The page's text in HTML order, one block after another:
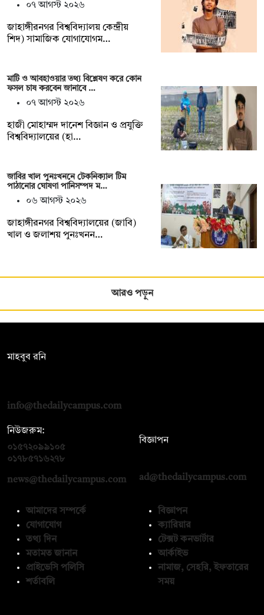
০৭ আগস্ট ২০২৬
‎জাহাঙ্গীরনগর বিশ্ববিদ্যালয় কেন্দ্রীয়
শিদ) সামাজিক যোগাযোগম…
মাটি ও আবহাওয়ার তথ্য বিশ্লেষণ করে কোন
ফসল চাষ করবেন জানাবে …
০৭ আগস্ট ২০২৬
হাজী মোহাম্মদ দানেশ বিজ্ঞান ও প্রযুক্তি
বিশ্ববিদ্যালয়ের (হা…
জাবির খাল পুনঃখননে টেকনিক্যাল টিম
পাঠানোর ঘোষণা পানিসম্পদ ম…
০৬ আগস্ট ২০২৬
‎‎জাহাঙ্গীরনগর বিশ্ববিদ্যালয়ের (জাবি)
খাল ও জলাশয় পুনঃখনন…
আরও পড়ুন
মাহবুব রনি
info@thedailycampus.com
নিউজরুম:
০১৫৭২০৯৯১০৫
০১৭৮৫৭১৬২৭৮
news@thedailycampus.com
বিজ্ঞাপন
ad@thedailycampus.com
আমাদের সম্পর্কে
যোগাযোগ
তথ্য দিন
মতামত জানান
প্রাইভেসি পলিসি
শর্তাবলি
বিজ্ঞাপন
ক্যারিয়ার
টেক্সট কনভার্টার
আর্কাইভ
নামাজ, সেহরি, ইফতারের
সময়